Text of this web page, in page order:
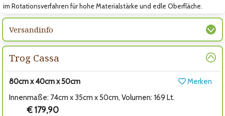
im Rotationsverfahren für hohe Materialstärke und edle Oberfläche.
Versandinfo
Trog Cassa
80cm x 40cm x 50cm
Merken
Innenmaße: 74cm x 35cm x 50cm, Volumen: 169 Lt.
€ 179,90